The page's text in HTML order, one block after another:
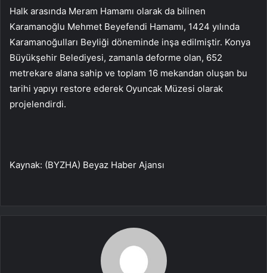
Halk arasında Meram Hamamı olarak da bilinen
Karamanoğlu Mehmet Beyefendi Hamamı, 1424 yılında
Karamanoğulları Beyliği döneminde inşa edilmiştir. Konya
Büyükşehir Belediyesi, zamanla deforme olan, 652
metrekare alana sahip ve toplam 16 mekandan oluşan bu
tarihi yapıyı restore ederek Oyuncak Müzesi olarak
projelendirdi.
Kaynak: (BYZHA) Beyaz Haber Ajansı